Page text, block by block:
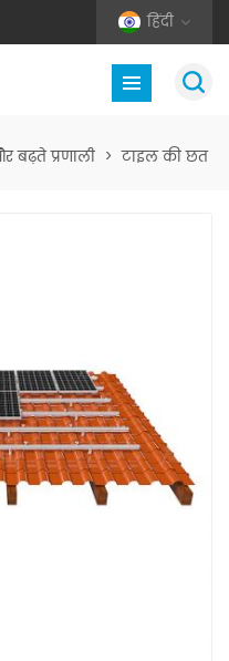
हिंदी
बढ़ते प्रणाली > टाइल की छत